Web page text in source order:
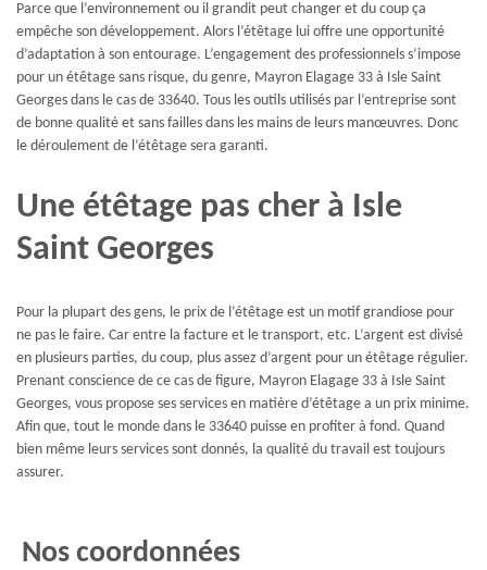
Parce que l’environnement ou il grandit peut changer et du coup ça
empêche son développement. Alors l’étêtage lui offre une opportunité
d’adaptation à son entourage. L’engagement des professionnels s’impose
pour un étêtage sans risque, du genre, Mayron Elagage 33 à Isle Saint
Georges dans le cas de 33640. Tous les outils utilisés par l’entreprise sont
de bonne qualité et sans failles dans les mains de leurs manœuvres. Donc
le déroulement de l’étêtage sera garanti.
Une étêtage pas cher à Isle
Saint Georges
Pour la plupart des gens, le prix de l’étêtage est un motif grandiose pour
ne pas le faire. Car entre la facture et le transport, etc. L’argent est divisé
en plusieurs parties, du coup, plus assez d’argent pour un étêtage régulier.
Prenant conscience de ce cas de figure, Mayron Elagage 33 à Isle Saint
Georges, vous propose ses services en matière d’étêtage a un prix minime.
Afin que, tout le monde dans le 33640 puisse en profiter à fond. Quand
bien même leurs services sont donnés, la qualité du travail est toujours
assurer.
Nos coordonnées